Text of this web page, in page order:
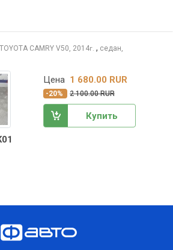
TOYOTA CAMRY V50, 2014г. , седан,
Цена 1 680.00 RUR
-20% 2 100.00 RUR
Купить